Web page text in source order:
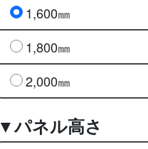
1,600㎜
1,800㎜
2,000㎜
▼パネル高さ